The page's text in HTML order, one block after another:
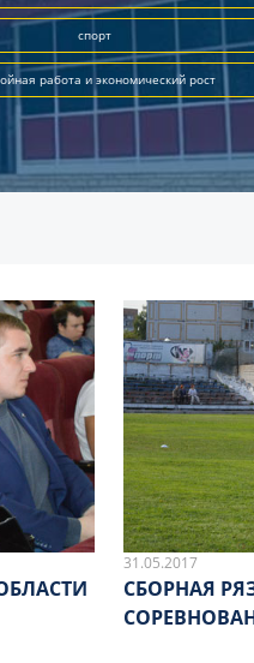
спорт
работа и экономический рост
31.05.2017
СБОРНАЯ